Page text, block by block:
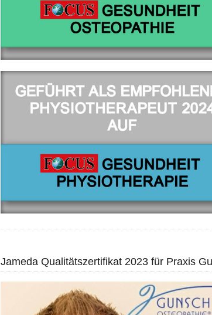
Jameda Qualitätszertifikat 2023 für Praxis